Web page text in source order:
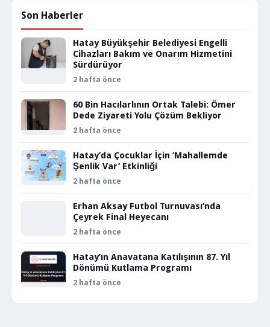
Son Haberler
Hatay Büyükşehir Belediyesi Engelli
Cihazları Bakım ve Onarım Hizmetini
Sürdürüyor
2 hafta önce
60 Bin Hacılarlının Ortak Talebi: Ömer
Dede Ziyareti Yolu Çözüm Bekliyor
2 hafta önce
Hatay’da Çocuklar İçin ‘Mahallemde
Şenlik Var’ Etkinliği
2 hafta önce
Erhan Aksay Futbol Turnuvası’nda
Çeyrek Final Heyecanı
2 hafta önce
Hatay’ın Anavatana Katılışının 87. Yıl
Dönümü Kutlama Programı
2 hafta önce